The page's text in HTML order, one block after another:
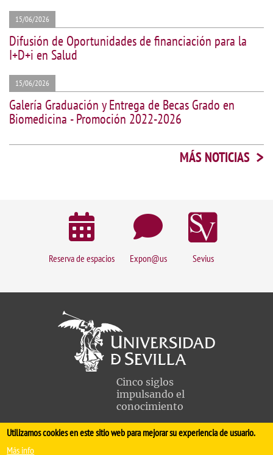
15/06/2026
Difusión de Oportunidades de financiación para la
I+D+i en Salud
15/06/2026
Galería Graduación y Entrega de Becas Grado en
Biomedicina - Promoción 2022-2026
MÁS NOTICIAS >
Reserva de espacios Expon@us Sevius
Cinco siglos
impulsando el
conocimiento
FACULTAD DE MEDICINA
Utilizamos cookies en este sitio web para mejorar su experiencia de usuario.
Más info